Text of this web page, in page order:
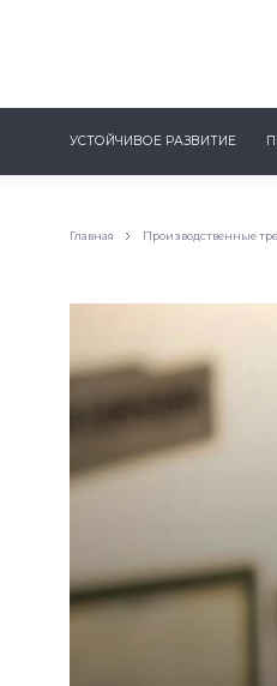
с ТМК. Выпуск №27 (225)
УСТОЙЧИВОЕ РАЗВИТИЕ
Главная Производственные